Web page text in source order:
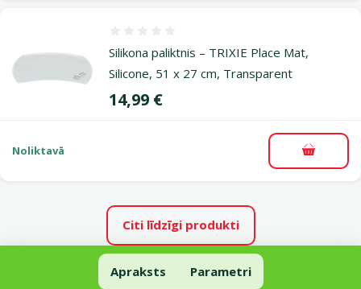
Silikona paliktnis – TRIXIE Place Mat,
Silicone, 51 x 27 cm, Transparent
Cena
14,99 €
Noliktavā
Citi līdzīgi produkti
Paklājiņš zem bļodas – TRIXIE Place Mat My Princess, 44 x 28 cm, Pink
Apraksts Parametri
Uz lapas sākumu